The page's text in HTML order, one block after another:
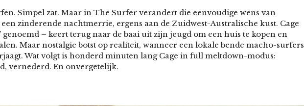
Simpel zat. Maar in The Surfer verandert die eenvoudige wens van
zinderende nachtmerrie, ergens aan de Zuidwest-Australische kust. Cage
genoemd – keert terug naar de baai uit zijn jeugd om een huis te kopen en
Maar nostalgie botst op realiteit, wanneer een lokale bende macho-surfers
Wat volgt is honderd minuten lang Cage in full meltdown-modus:
vernederd. En onvergetelijk.